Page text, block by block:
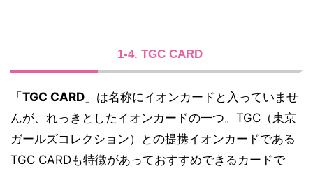
1-4. TGC CARD
「 TGC CARD 」は名称にイオンカードと入っていませ
んが、れっきとしたイオンカードの一つ。TGC（東京
ガールズコレクション）との提携イオンカードである
TGC CARDも特徴があっておすすめできるカードで